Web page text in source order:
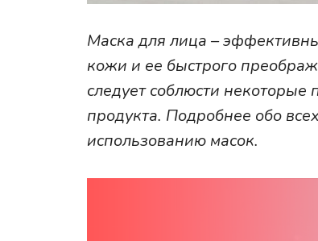
Маска для лица –
кожи и ее быстрого
следует соблюсти
продукта. Подробнее обо
использованию масок.